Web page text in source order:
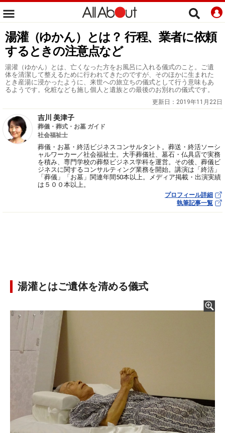
湯灌（ゆかん）とは？ 行程、業者に依頼
するときの注意点など
湯灌（ゆかん）とは、亡くなった方をお風呂に入れる儀式のこと。ご遺
体を清潔して整えるために行われてきたのですが、そのほかに生まれた
とき産湯に浸かったように、来世への旅立ちの儀式として行う意味もあ
るようです。化粧なども施し個人と遺族との最後のお別れの儀式です。
更新日： 2019年11月22日
吉川 美津子
葬儀・葬式・お墓 ガイド
社会福祉士
葬儀・お墓・終活ビジネスコンサルタント。葬送・終活ソーシ
ャルワーカー／社会福祉士。大手葬儀社、墓石・仏具店で実務
を積み、専門学校の葬祭ビジネス学科を運営。その後、葬儀ビ
ジネスに関するコンサルティング業務を開始。講演は「終活」
「葬儀」「お墓」関連年間50本以上。メディア掲載・出演実績
は５００本以上。
プロフィール詳細
執筆記事一覧
湯灌とはご遺体を清める儀式